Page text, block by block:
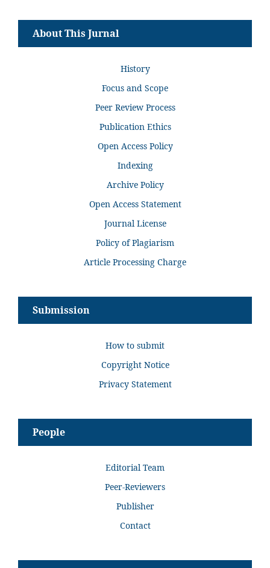
About This Jurnal
History
Focus and Scope
Peer Review Process
Publication Ethics
Open Access Policy
Indexing
Archive Policy
Open Access Statement
Journal License
Policy of Plagiarism
Article Processing Charge
Submission
How to submit
Copyright Notice
Privacy Statement
People
Editorial Team
Peer-Reviewers
Publisher
Contact